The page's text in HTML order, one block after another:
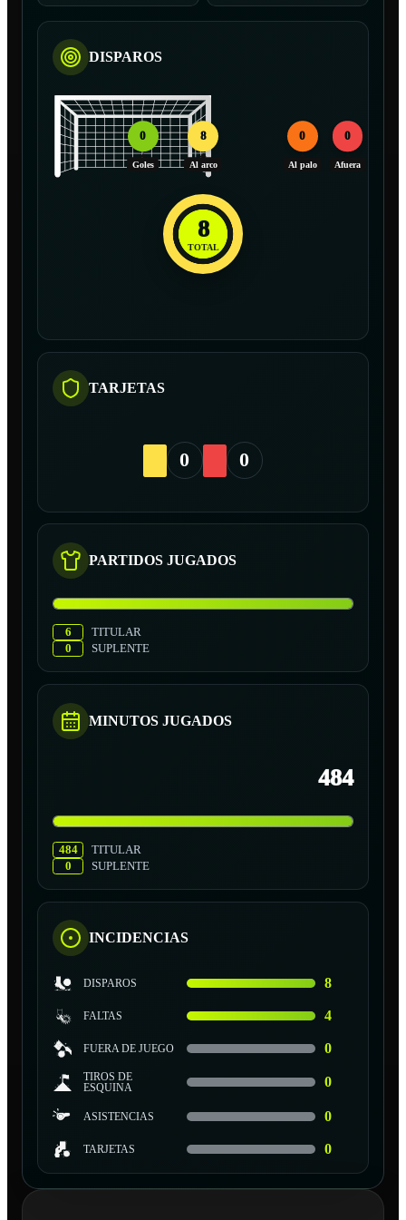
DISPAROS
0
Goles
8
Al arco
0
Al palo
0
Afuera
8
TOTAL
TARJETAS
0 0
PARTIDOS JUGADOS
6
TITULAR
0
SUPLENTE
MINUTOS JUGADOS
484
484
TITULAR
0
SUPLENTE
INCIDENCIAS
DISPAROS 8
FALTAS 4
FUERA DE JUEGO 0
TIROS DE
ESQUINA
0
ASISTENCIAS 0
TARJETAS 0